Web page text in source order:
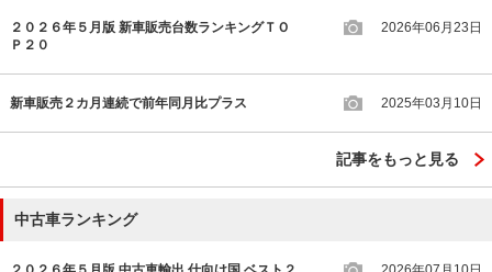
２０２６年５月版 新車販売台数ランキングＴＯ
Ｐ２０
2026年06月23日
新車販売２カ月連続で前年同月比プラス 2025年03月10日
記事をもっと見る
中古車ランキング